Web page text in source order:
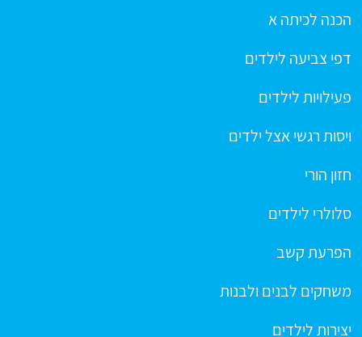
הכנה לכיתה א
דפי צביעה לילדים
פעילויות לילדים
ויסות רגשי אצל ילדים
חזון הורי
סלולרי לילדים
הפרעת קשב
משחקים לבנים ולבנות
יצירות לילדים